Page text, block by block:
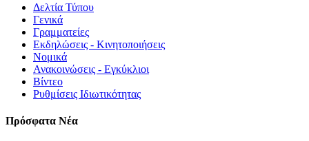
Δελτία Τύπου
Γενικά
Γραμματείες
Εκδηλώσεις - Κινητοποιήσεις
Νομικά
Ανακοινώσεις - Εγκύκλιοι
Βίντεο
Ρυθμίσεις Ιδιωτικότητας
Πρόσφατα Νέα